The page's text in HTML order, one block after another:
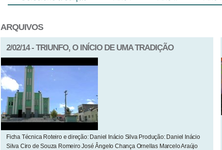
ARQUIVOS
2/02/14 - TRIUNFO, O INÍCIO DE UMA TRADIÇÃO
Ficha Técnica Roteiro e direção: Daniel Inácio Silva Produção: Daniel Inácio
Silva Ciro de Souza Romeiro José Ângelo Chança Ornellas Marcelo Araújo